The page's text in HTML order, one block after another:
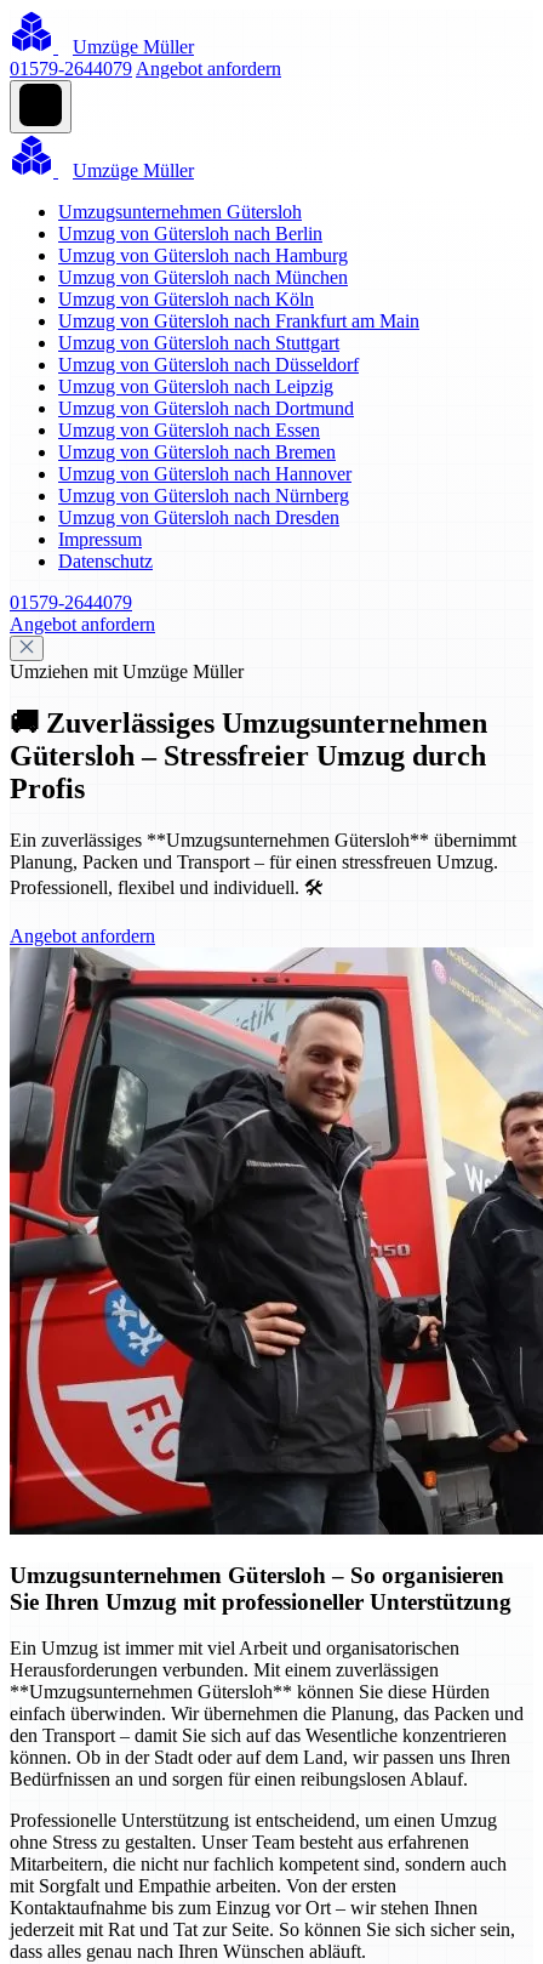
Umzüge Müller
01579-2644079 Angebot anfordern
Umzüge Müller
Umzugsunternehmen Gütersloh
Umzug von Gütersloh nach Berlin
Umzug von Gütersloh nach Hamburg
Umzug von Gütersloh nach München
Umzug von Gütersloh nach Köln
Umzug von Gütersloh nach Frankfurt am Main
Umzug von Gütersloh nach Stuttgart
Umzug von Gütersloh nach Düsseldorf
Umzug von Gütersloh nach Leipzig
Umzug von Gütersloh nach Dortmund
Umzug von Gütersloh nach Essen
Umzug von Gütersloh nach Bremen
Umzug von Gütersloh nach Hannover
Umzug von Gütersloh nach Nürnberg
Umzug von Gütersloh nach Dresden
Impressum
Datenschutz
01579-2644079
Angebot anfordern
Umziehen mit Umzüge Müller
🚚 Zuverlässiges Umzugsunternehmen
Gütersloh – Stressfreier Umzug durch
Profis
Ein zuverlässiges **Umzugsunternehmen Gütersloh** übernimmt
Planung, Packen und Transport – für einen stressfreuen Umzug.
Professionell, flexibel und individuell. 🛠️
Angebot anfordern
Umzugsunternehmen Gütersloh – So organisieren
Sie Ihren Umzug mit professioneller Unterstützung
Ein Umzug ist immer mit viel Arbeit und organisatorischen
Herausforderungen verbunden. Mit einem zuverlässigen
**Umzugsunternehmen Gütersloh** können Sie diese Hürden
einfach überwinden. Wir übernehmen die Planung, das Packen und
den Transport – damit Sie sich auf das Wesentliche konzentrieren
können. Ob in der Stadt oder auf dem Land, wir passen uns Ihren
Bedürfnissen an und sorgen für einen reibungslosen Ablauf.
Professionelle Unterstützung ist entscheidend, um einen Umzug
ohne Stress zu gestalten. Unser Team besteht aus erfahrenen
Mitarbeitern, die nicht nur fachlich kompetent sind, sondern auch
mit Sorgfalt und Empathie arbeiten. Von der ersten
Kontaktaufnahme bis zum Einzug vor Ort – wir stehen Ihnen
jederzeit mit Rat und Tat zur Seite. So können Sie sich sicher sein,
dass alles genau nach Ihren Wünschen abläuft.